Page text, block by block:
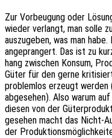
Zur Vorbeu­gung oder
wieder verlangt, man solle
auszu­ge­ben, was man
ange­pran­gert. Das ist zu
hang zwischen Konsum,
Güter für den gerne
problem­los erzeugt werden
abge­se­hen). Also warum
diesen von der
gese­hen macht das Nicht-
der